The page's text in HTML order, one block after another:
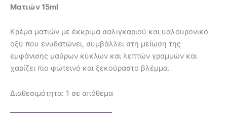
Ματιών 15ml
Κρέμα ματιών με έκκριμα σαλιγκαριού και υαλουρονικό
οξύ που ενυδατώνει, συμβάλλει στη μείωση της
εμφάνισης μαύρων κύκλων και λεπτών γραμμών και
χαρίζει πιο φωτεινό και ξεκούραστο βλέμμα.
Διαθεσιμότητα: 1 σε απόθεμα